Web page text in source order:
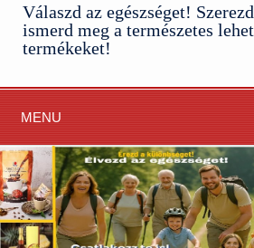
Válaszd az egészséget!
ismerd meg a természetes
termékeket!
MENU